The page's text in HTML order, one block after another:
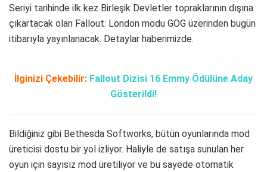
Seriyi tarihinde ilk kez Birleşik Devletler topraklarının dışına
çıkartacak olan Fallout: London modu GOG üzerinden bugün
itibarıyla yayınlanacak. Detaylar haberimizde.
İlginizi Çekebilir: Fallout Dizisi 16 Emmy Ödülüne Aday
Gösterildi!
Bildiğiniz gibi Bethesda Softworks, bütün oyunlarında mod
üreticisi dostu bir yol izliyor. Haliyle de satışa sunulan her
oyun için sayısız mod üretiliyor ve bu sayede otomatik